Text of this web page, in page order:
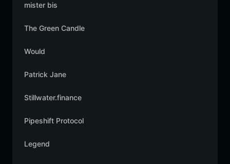
mister bis
The Green Candle
Would
Patrick Jane
Stillwater.finance
Pipeshift Protocol
Legend